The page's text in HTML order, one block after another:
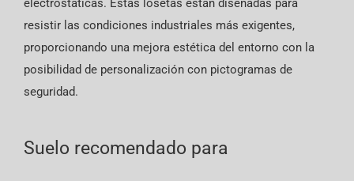
electrostáticas. Estas losetas están diseñadas para
resistir las condiciones industriales más exigentes,
proporcionando una mejora estética del entorno con la
posibilidad de personalización con pictogramas de
seguridad.
Suelo recomendado para